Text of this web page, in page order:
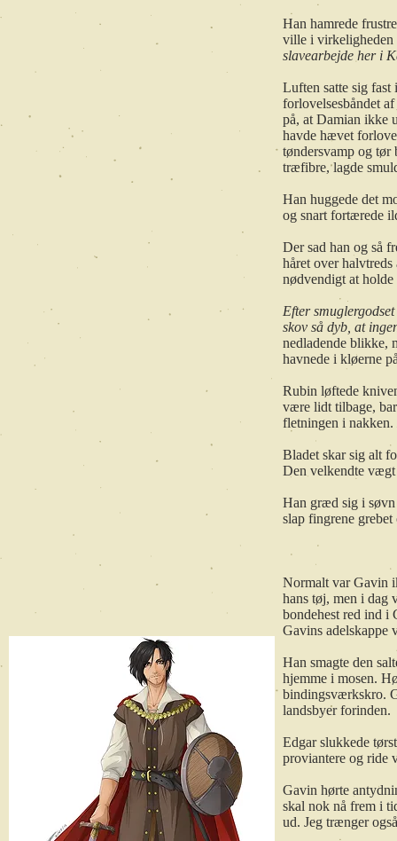
Han hamrede
ville i
slavearbejde her i
Luften satte sig fast
forlovelsesbåndet
på, at Damian ikke
havde hævet
tøndersvamp og tør
træfibre, lagde
Han huggede det
og snart fortærede
Der sad han og så
håret over
nødvendigt at
Efter
skov så dyb, at
nedladende blikke,
havnede i kløerne
Rubin løftede
være lidt tilbage,
fletningen i nakken.
Bladet skar sig alt
Den velkendte vægt
Han græd sig i søvn
slap fingrene
Normalt var Gavin
hans tøj, men i dag
bondehest red ind i
Gavins adelskappe
Han smagte den
hjemme i mosen.
bindingsværkskro.
landsbyer forinden.
Edgar slukkede
proviantere og ride
Gavin hørte
skal nok nå frem i
ud. Jeg trænger